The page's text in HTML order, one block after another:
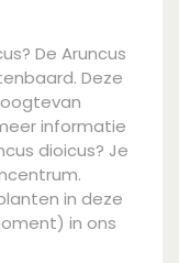
De Aruncus
Deze
informatie
dioicus? Je
in deze
in ons